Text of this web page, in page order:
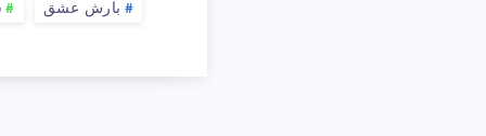
بارش عشق